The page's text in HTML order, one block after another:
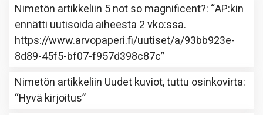
Nimetön artikkeliin 5 not so magnificent?: “AP:kin
ennätti uutisoida aiheesta 2 vko:ssa.
https://www.arvopaperi.fi/uutiset/a/93bb923e-
8d89-45f5-bf07-f957d398c87c”
Nimetön artikkeliin Uudet kuviot, tuttu osinkovirta:
“Hyvä kirjoitus”